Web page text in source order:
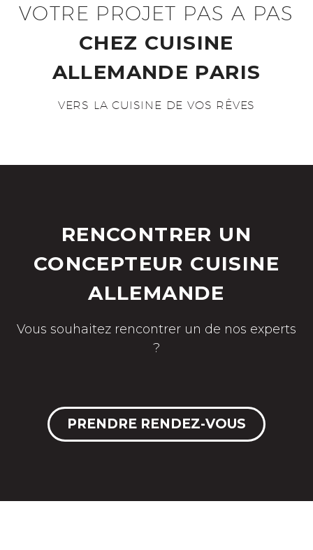
VOTRE PROJET PAS A PAS
CHEZ CUISINE
ALLEMANDE PARIS
VERS LA CUISINE DE VOS RÊVES
RENCONTRER UN
CONCEPTEUR CUISINE
ALLEMANDE
Vous souhaitez rencontrer un de nos experts
?
PRENDRE RENDEZ-VOUS